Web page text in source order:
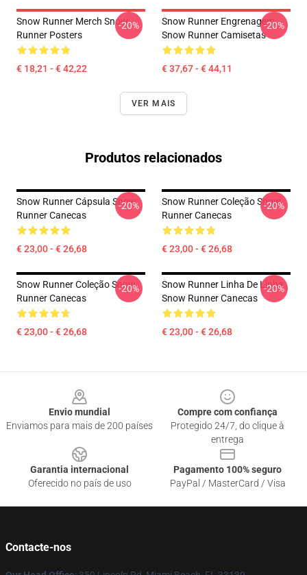
Snow Runner Merch Snow
Runner Posters
€ 18,21 - € 42,22
-20%
Snow Runner Engrenagem
Snow Runner Camisetas
€ 37,67 - € 44,11
-20%
VER MAIS
Produtos relacionados
Snow Runner Cápsula Snow
Runner Canecas
€ 23,00 - € 26,68
-20%
Snow Runner Coleção Snow
Runner Canecas
€ 23,00 - € 26,68
-20%
Snow Runner Coleção Snow
Runner Canecas
€ 23,00 - € 26,68
-20%
Snow Runner Linha De Linha
Snow Runner Canecas
€ 23,00 - € 26,68
-20%
Envio mundial
Enviamos para mais de 200 países
Compre com confiança
Protegido 24/7, do clique à
entrega
Garantia internacional
Oferecido no país de uso
Pagamento 100% seguro
PayPal / MasterCard / Visa
Contacte-nos